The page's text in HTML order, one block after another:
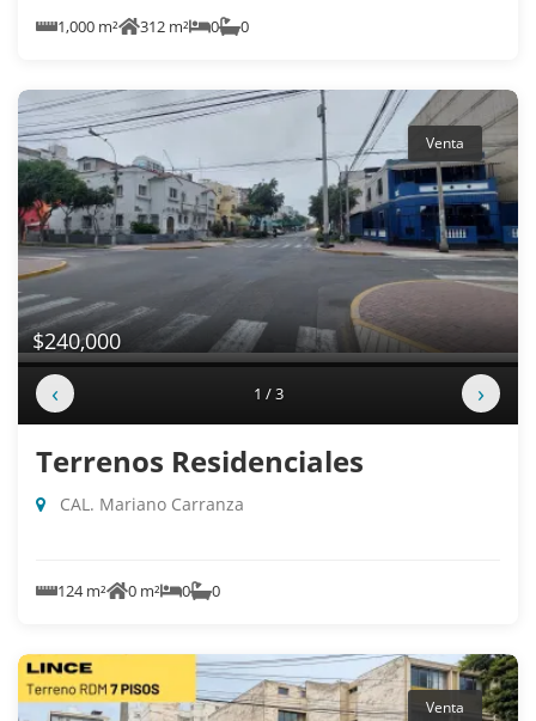
1,000 m² 312 m² 0 0
Venta
$240,000
‹ 1 / 3 ›
Terrenos Residenciales
CAL. Mariano Carranza
124 m² 0 m² 0 0
Venta